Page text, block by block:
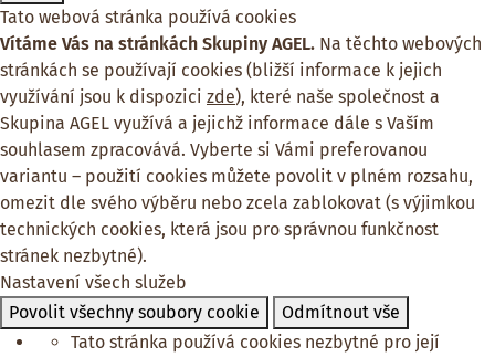
Tato webová stránka používá cookies
Vítáme Vás na stránkách Skupiny AGEL. Na těchto webových
stránkách se používají cookies (bližší informace k jejich
využívání jsou k dispozici zde), které naše společnost a
Skupina AGEL využívá a jejichž informace dále s Vaším
souhlasem zpracovává. Vyberte si Vámi preferovanou
variantu – použití cookies můžete povolit v plném rozsahu,
omezit dle svého výběru nebo zcela zablokovat (s výjimkou
technických cookies, která jsou pro správnou funkčnost
stránek nezbytné).
Nastavení všech služeb
Povolit všechny soubory cookie
Odmítnout vše
Tato stránka používá cookies nezbytné pro její